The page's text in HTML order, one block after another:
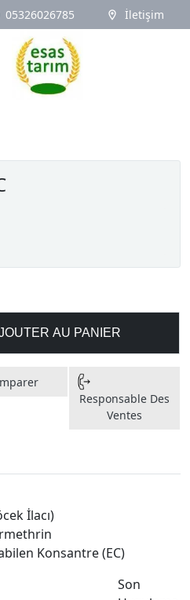
05326026785 İletişim
Logo
AU PANIER
Responsable Des
Ventes
İlacı)
Konsantre (EC)
Son